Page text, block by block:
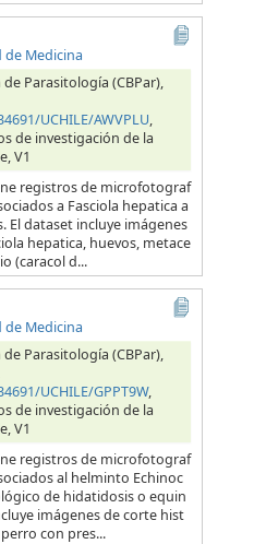
de Medicina
Parasitología (CBPar),
UCHILE/AWVPLU,
de investigación de la
V1
registros de microfotograf
a Fasciola hepatica a
El dataset incluye imágenes
hepatica, huevos, metace
(caracol d...
de Medicina
Parasitología (CBPar),
UCHILE/GPPT9W,
de investigación de la
V1
registros de microfotograf
al helminto Echinoc
de hidatidosis o equin
imágenes de corte hist
con pres...